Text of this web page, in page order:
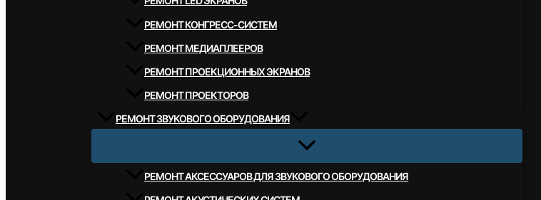
РЕМОНТ КОНГРЕСС-СИСТЕМ
РЕМОНТ МЕДИАПЛЕЕРОВ
РЕМОНТ ПРОЕКЦИОННЫХ ЭКРАНОВ
РЕМОНТ ПРОЕКТОРОВ
РЕМОНТ ЗВУКОВОГО ОБОРУДОВАНИЯ
РЕМОНТ АКСЕССУАРОВ ДЛЯ ЗВУКОВОГО ОБОРУДОВАНИЯ